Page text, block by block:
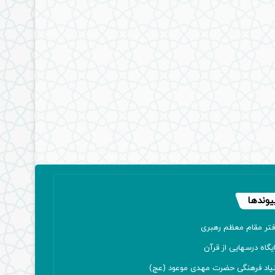
مقام معظم رهبری
درسهایی از قرآن
فرهنگی حضرت مهدی موعود (عج)